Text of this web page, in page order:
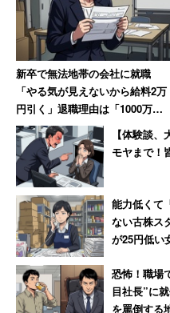
上司はいた」
「仕事のミスに関して
は関係ないのに『あな
ょ？』って言われてす
といった”逆学歴マウント
た。
学歴はあるに越したこと
や魅力に直結するもので
持ってさえいれば、マウン
されるもの。それを忘れな
新卒で無法地帯の会社に就職
「やる気が見えないから給料2万
円引く」退職理由は「1000万円
売り上げてボーナス6万円」だっ
た女性【後編】
【体験談
モヤまで！
能力低くて
ない古株ス
が25円低い
恐怖！職場
目社長”に
を罵倒する